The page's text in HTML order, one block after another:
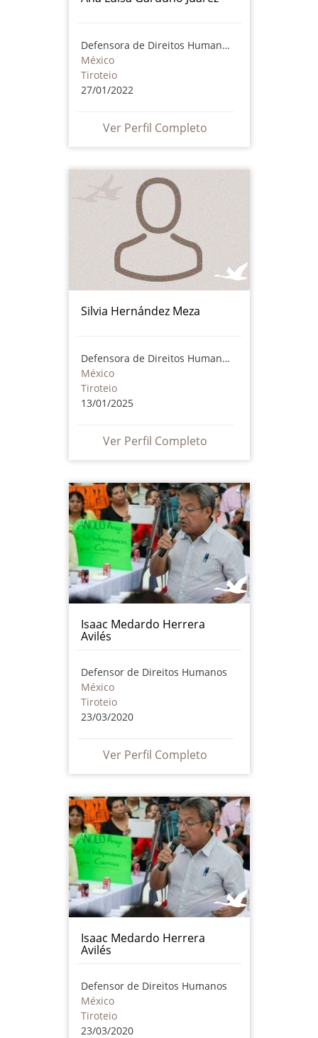
Defensora de Direitos Humanos
México
Tiroteio
27/01/2022
Ver Perfil Completo
Silvia Hernández Meza
Defensora de Direitos Humanos
México
Tiroteio
13/01/2025
Ver Perfil Completo
Isaac Medardo Herrera
Avilés
Defensor de Direitos Humanos
México
Tiroteio
23/03/2020
Ver Perfil Completo
Isaac Medardo Herrera
Avilés
Defensor de Direitos Humanos
México
Tiroteio
23/03/2020